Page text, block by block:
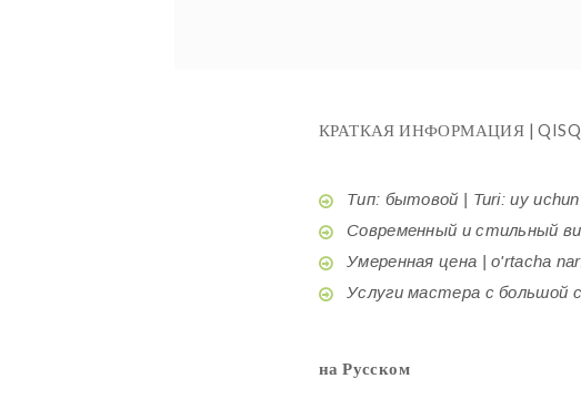
КРАТКАЯ ИНФОРМАЦИЯ |
Тип: бытовой | Turi: uy uchun
Современный и стильный
Умеренная цена | o'rtacha
Услуги мастера с большой
на Русском